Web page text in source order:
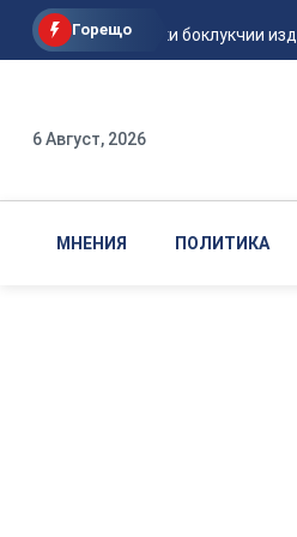
Горещо
Италиански боклукчии
6 Август, 2026
МНЕНИЯ ПОЛИТИКА